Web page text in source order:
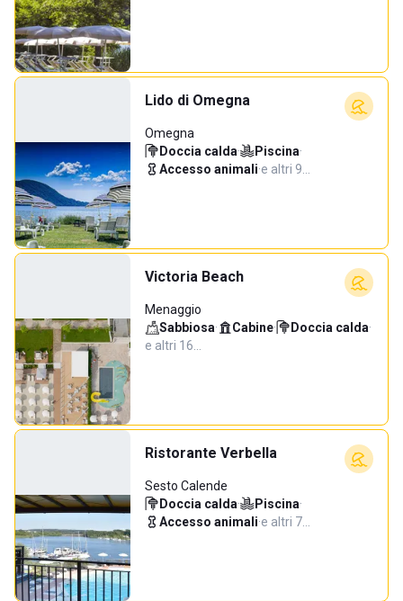
Lido di Omegna
Omegna
Doccia calda· Piscina·
Accesso animali·e altri 9…
Victoria Beach
Menaggio
Sabbiosa· Cabine· Doccia calda·
e altri 16…
Ristorante Verbella
Sesto Calende
Doccia calda· Piscina·
Accesso animali·e altri 7…